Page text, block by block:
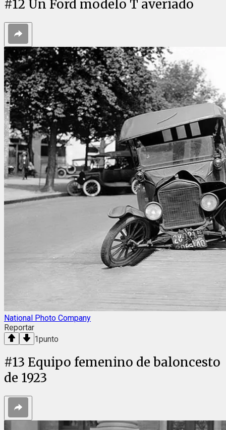
#12 Un Ford modelo T averiado
National Photo Company
Reportar
1punto
#13 Equipo femenino de baloncesto
de 1923